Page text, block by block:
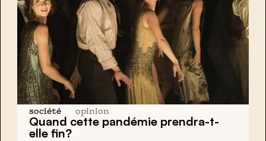
société opinion
Quand cette pandémie prendra-t-
elle fin?